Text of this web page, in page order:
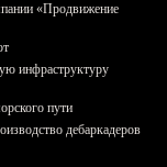
«Продвижение
инфраструктуру
пути
дебаркадеров